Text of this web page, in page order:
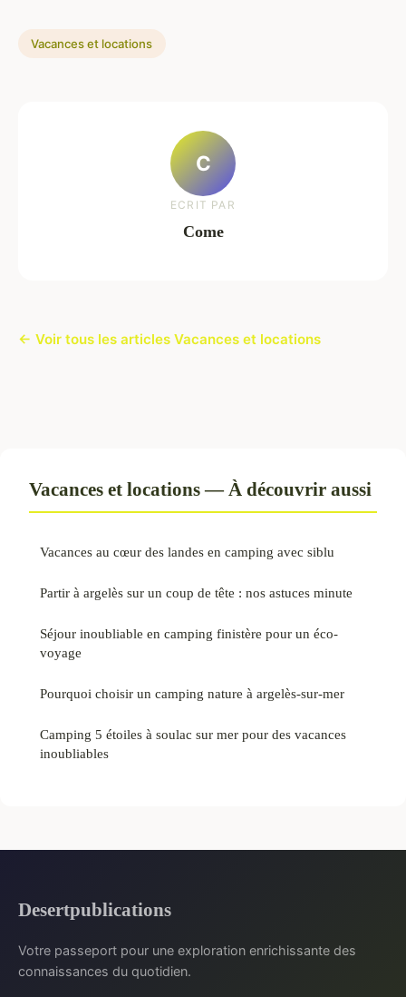
Vacances et locations
C
ECRIT PAR
Come
← Voir tous les articles Vacances et locations
Vacances et locations — À découvrir aussi
Vacances au cœur des landes en camping avec siblu
Partir à argelès sur un coup de tête : nos astuces minute
Séjour inoubliable en camping finistère pour un éco-
voyage
Pourquoi choisir un camping nature à argelès-sur-mer
Camping 5 étoiles à soulac sur mer pour des vacances
inoubliables
Desertpublications
Votre passeport pour une exploration enrichissante des
connaissances du quotidien.